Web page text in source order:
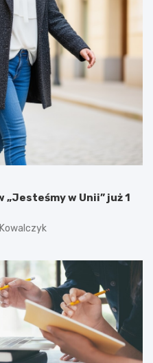
w Unii” już 1